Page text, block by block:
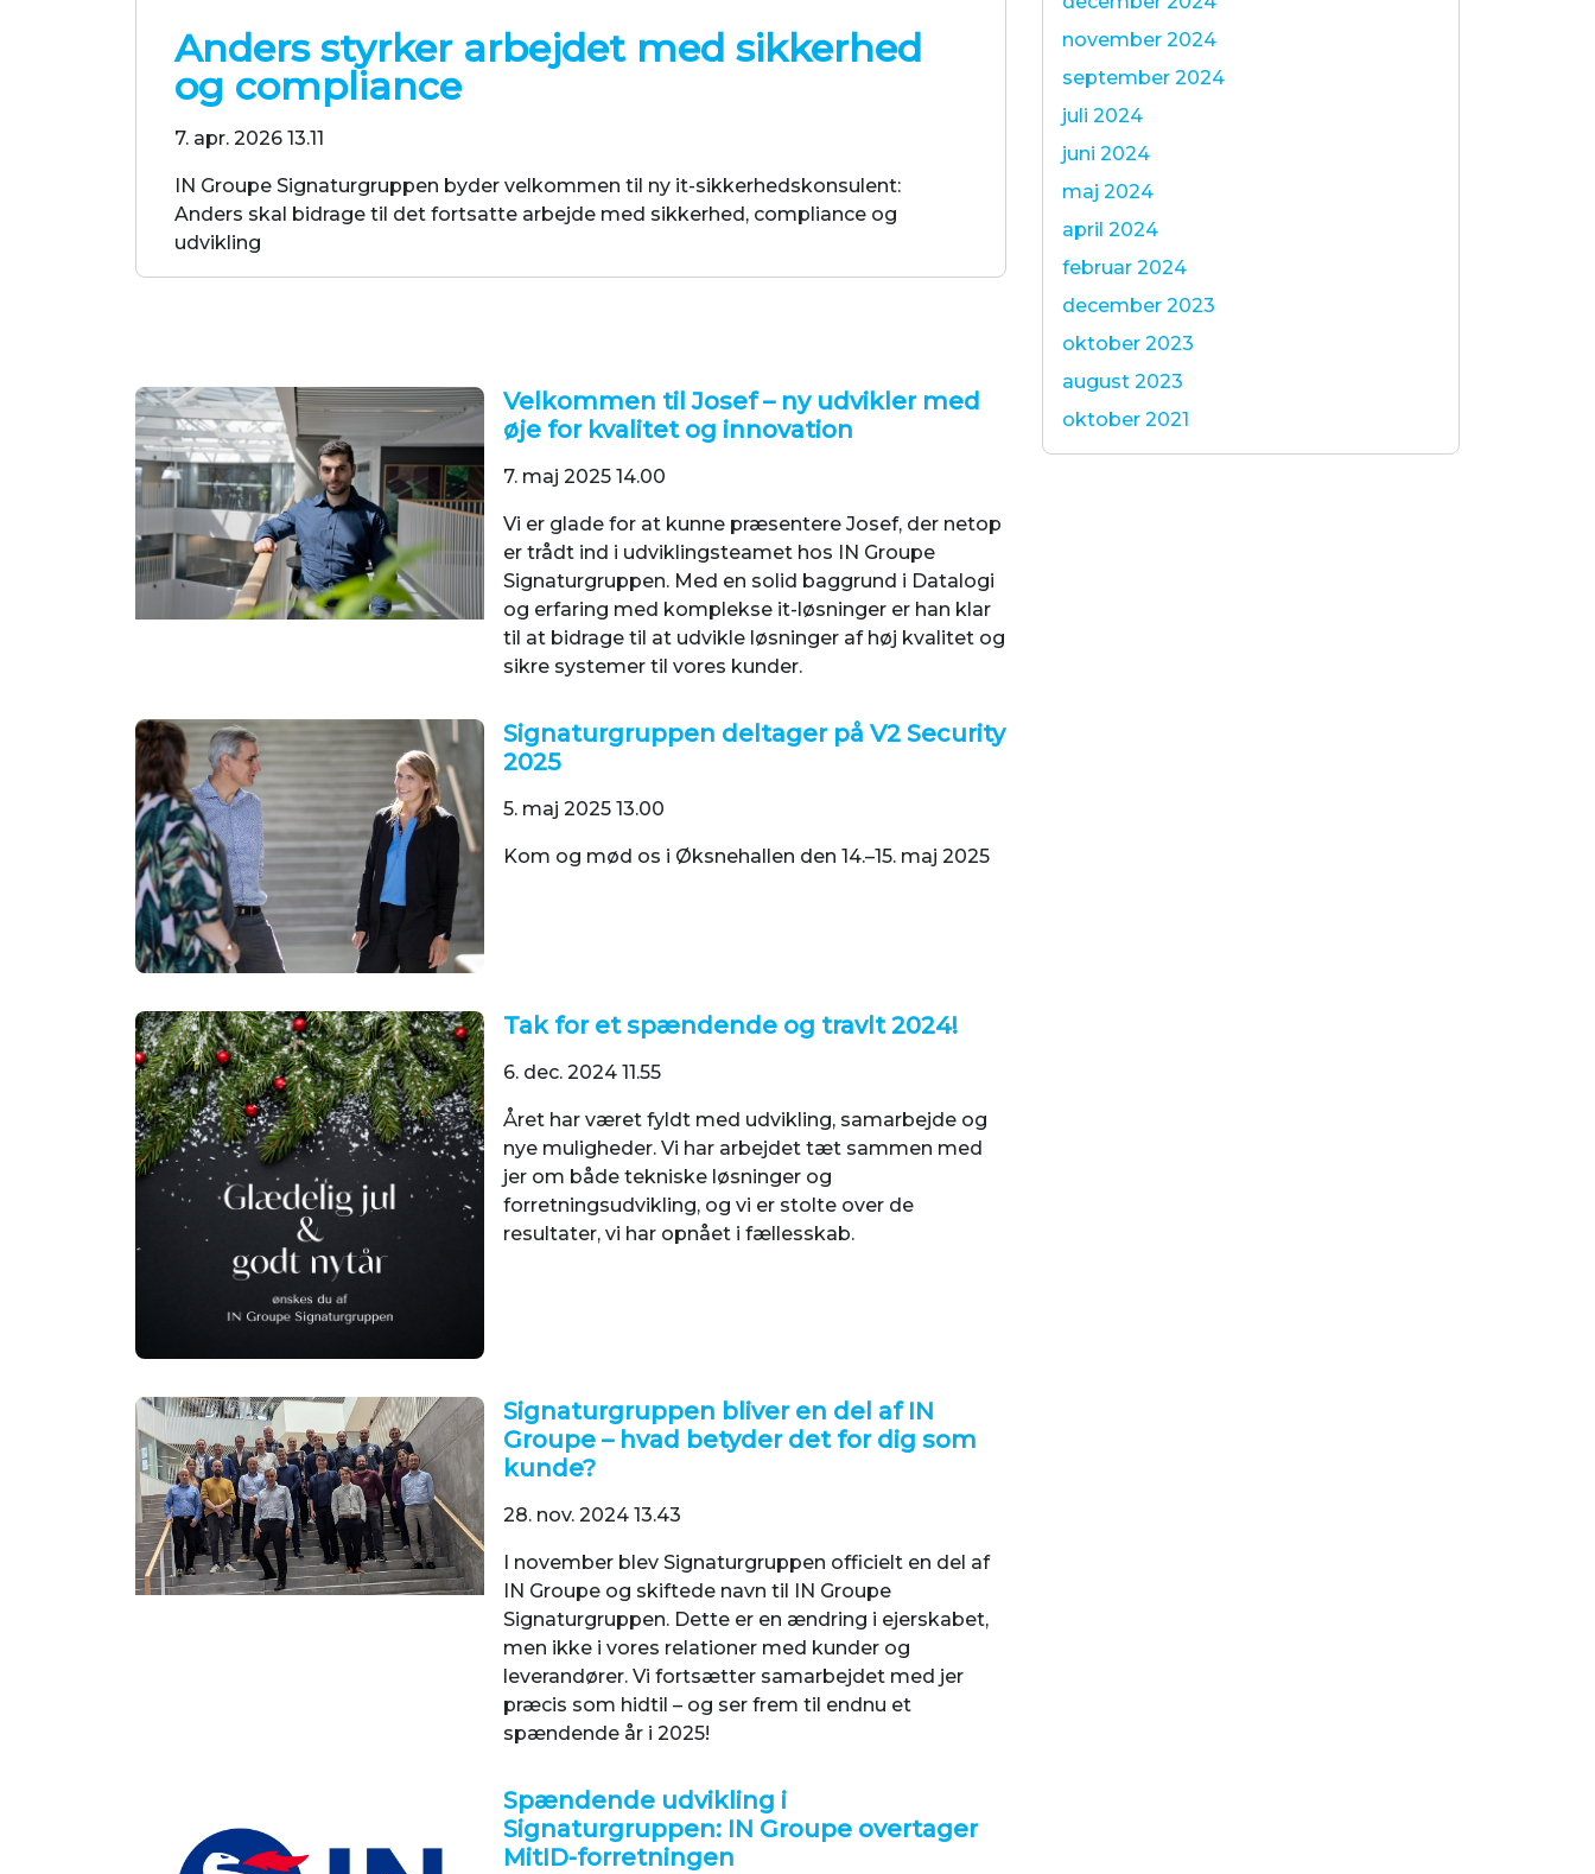
Anders styrker arbejdet med sikkerhed
og compliance
7. apr. 2026 13.11
IN Groupe Signaturgruppen byder velkommen til ny it-sikkerhedskonsulent:
Anders skal bidrage til det fortsatte arbejde med sikkerhed, compliance og
udvikling
Velkommen til Josef – ny udvikler med
øje for kvalitet og innovation
7. maj 2025 14.00
Vi er glade for at kunne præsentere Josef, der netop
er trådt ind i udviklingsteamet hos IN Groupe
Signaturgruppen. Med en solid baggrund i Datalogi
og erfaring med komplekse it-løsninger er han klar
til at bidrage til at udvikle løsninger af høj kvalitet og
sikre systemer til vores kunder.
Signaturgruppen deltager på V2 Security
2025
5. maj 2025 13.00
Kom og mød os i Øksnehallen den 14.–15. maj 2025
Tak for et spændende og travlt 2024!
6. dec. 2024 11.55
Året har været fyldt med udvikling, samarbejde og
nye muligheder. Vi har arbejdet tæt sammen med
jer om både tekniske løsninger og
forretningsudvikling, og vi er stolte over de
resultater, vi har opnået i fællesskab.
Signaturgruppen bliver en del af IN
Groupe – hvad betyder det for dig som
kunde?
28. nov. 2024 13.43
I november blev Signaturgruppen officielt en del af
IN Groupe og skiftede navn til IN Groupe
Signaturgruppen. Dette er en ændring i ejerskabet,
men ikke i vores relationer med kunder og
leverandører. Vi fortsætter samarbejdet med jer
præcis som hidtil – og ser frem til endnu et
spændende år i 2025!
Spændende udvikling i
Signaturgruppen: IN Groupe overtager
MitID-forretningen
november 2024
september 2024
juli 2024
juni 2024
maj 2024
april 2024
februar 2024
december 2023
oktober 2023
august 2023
oktober 2021